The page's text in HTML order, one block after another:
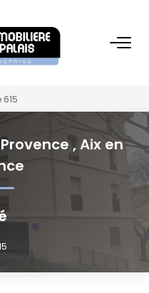
615
,Aix en